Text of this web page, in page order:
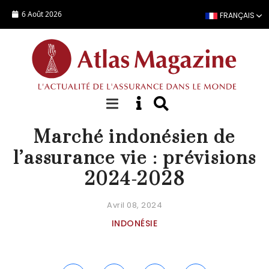
6 Août 2026 FRANÇAIS
ACTUALITÉ
Marché indonésien de
l’assurance vie : prévisions
2024-2028
Avril 08, 2024
INDONÉSIE